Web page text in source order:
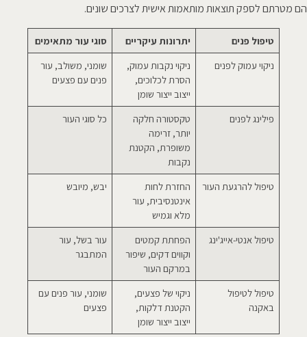
הם מטרתם לספק תוצאות מותאמות אישית לצרכים שונים.
טיפול פנים יתרונות עיקריים
סוגי עור מתאימים
ניקוי עמוק לפנים
ניקוי נקבות עמוק,
הסרת לכלוכים,
ייצוב ייצור שומן
שומני, משולב, עור
פנים עם פצעים
פילינג לפנים
טקסטורה חלקה
יותר, זרימה
משופרת, הקטנת
נקבות
כל סוגי העור
טיפול להרגעת העור
החזרת לחות
אינטנסיבית, עור
מלא וגמיש
יבש, מיובש
טיפול אנטי-אייג'ינג
הפחתת קמטים
וקווים דקים, שיפור
במרקם העור
עור בשל, עור
המתבגר
טיפול לטיפול
באקנה
ניקוי של פצעים,
הקטנת דלקות,
ייצוב ייצור שומן
שומני, עור פנים עם
פצעים